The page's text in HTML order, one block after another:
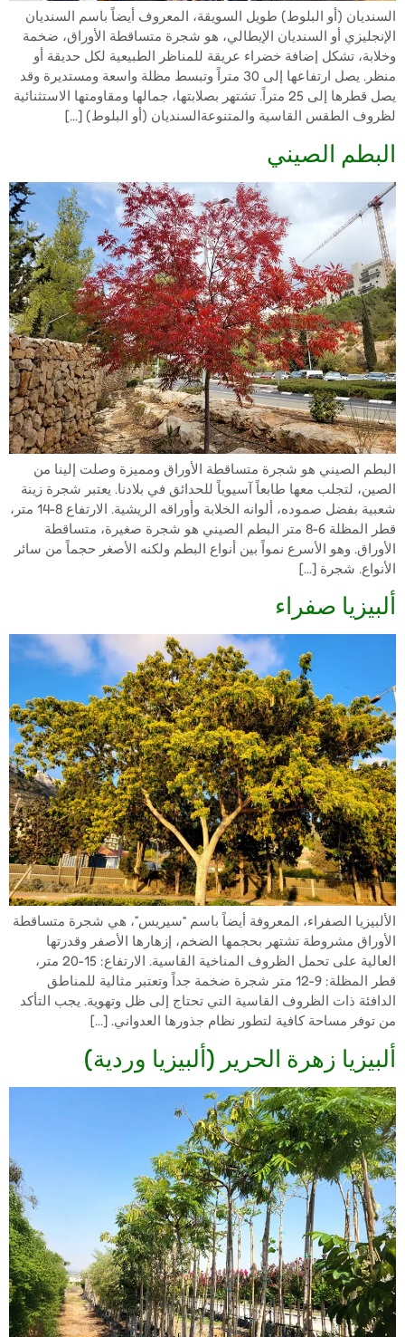
السنديان (أو البلوط) طويل السويقة، المعروف أيضاً باسم السنديان
الإنجليزي أو السنديان الإيطالي، هو شجرة متساقطة الأوراق، ضخمة
وخلابة، تشكل إضافة خضراء عريقة للمناظر الطبيعية لكل حديقة أو
منظر. يصل ارتفاعها إلى 30 متراً وتبسط مظلة واسعة ومستديرة وقد
يصل قطرها إلى 25 متراً. تشتهر بصلابتها، جمالها ومقاومتها الاستثنائية
لظروف الطقس القاسية والمتنوعةالسنديان (أو البلوط) […]
البطم الصيني
البطم الصيني هو شجرة متساقطة الأوراق ومميزة وصلت إلينا من
الصين، لتجلب معها طابعاً آسيوياً للحدائق في بلادنا. يعتبر شجرة زينة
شعبية بفضل صموده، ألوانه الخلابة وأوراقه الريشية. الارتفاع 8-14 متر،
قطر المظلة 6-8 متر البطم الصيني هو شجرة صغيرة، متساقطة
الأوراق. وهو الأسرع نمواً بين أنواع البطم ولكنه الأصغر حجماً من سائر
الأنواع. شجرة […]
ألبيزيا صفراء
الألبيزيا الصفراء، المعروفة أيضاً باسم “سيريس”، هي شجرة متساقطة
الأوراق مشروطة تشتهر بحجمها الضخم، إزهارها الأصفر وقدرتها
العالية على تحمل الظروف المناخية القاسية. الارتفاع: 15-20 متر،
قطر المظلة: 9-12 متر شجرة ضخمة جداً وتعتبر مثالية للمناطق
الدافئة ذات الظروف القاسية التي تحتاج إلى ظل وتهوية. يجب التأكد
من توفر مساحة كافية لتطور نظام جذورها العدواني. […]
ألبيزيا زهرة الحرير (ألبيزيا وردية)